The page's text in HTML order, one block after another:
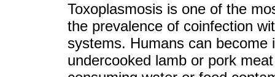
Toxoplasmosis is one of the
the prevalence of coinfection
systems. Humans can
undercooked lamb or pork